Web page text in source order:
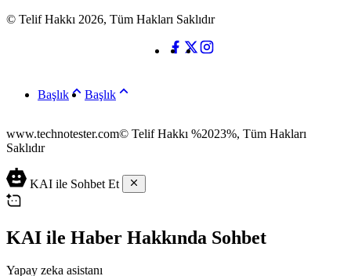
© Telif Hakkı 2026, Tüm Hakları Saklıdır
Başlık Başlık
www.technotester.com© Telif Hakkı %2023%, Tüm Hakları
Saklıdır
iyi
casino
siteleri
bonusu
veren
KAI ile Sohbet Et
KAI ile Haber Hakkında Sohbet
Yapay zeka asistanı